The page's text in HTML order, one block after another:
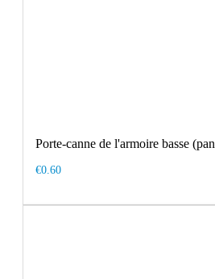
Porte-canne de l'armoire basse
€0.60